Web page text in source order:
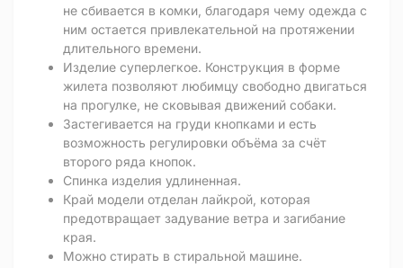
не сбивается в комки, благодаря чему одежда с
ним остается привлекательной на протяжении
длительного времени.
Изделие суперлегкое. Конструкция в форме
жилета позволяют любимцу свободно двигаться
на прогулке, не сковывая движений собаки.
Застегивается на груди кнопками и есть
возможность регулировки объёма за счёт
второго ряда кнопок.
Спинка изделия удлиненная.
Край модели отделан лайкрой, которая
предотвращает задувание ветра и загибание
края.
Можно стирать в стиральной машине.